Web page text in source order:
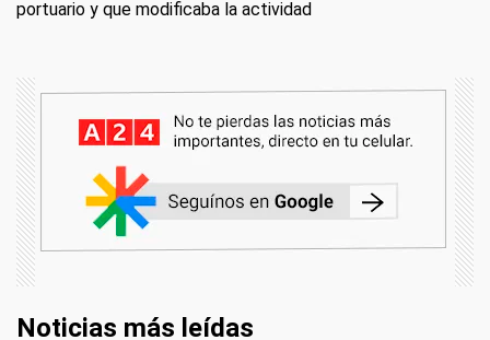
portuario y que modificaba la actividad
Noticias más leídas